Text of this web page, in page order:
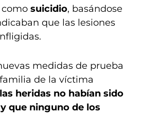
suicidio, basándose
que las lesiones
medidas de prueba
de la víctima
las heridas no habían sido
que ninguno de los